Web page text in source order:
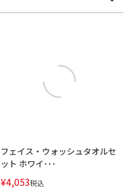
フェイス・ウォッシュタオルセ
ット ホワイ･･･
¥4,053税込